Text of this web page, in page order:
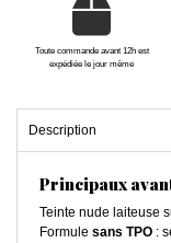
Toute commande avant 12h est
expédiée le jour même
Description
Principaux
Teinte nude laiteuse
Formule sans TPO :